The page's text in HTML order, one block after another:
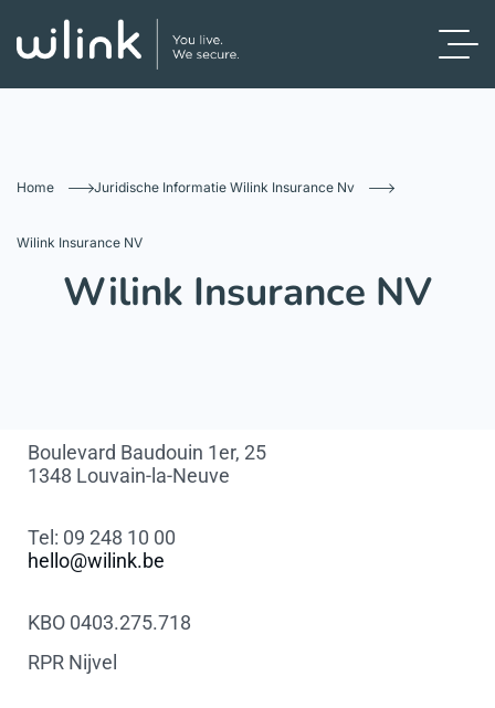
Home Juridische Informatie Wilink Insurance Nv
Wilink Insurance NV
Wilink Insurance NV
Boulevard Baudouin 1er, 25
1348 Louvain-la-Neuve
Tel: 09 248 10 00
hello@wilink.be
KBO 0403.275.718
RPR Nijvel